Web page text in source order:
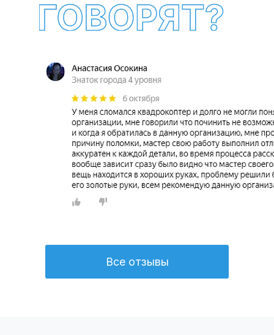
Все отзывы